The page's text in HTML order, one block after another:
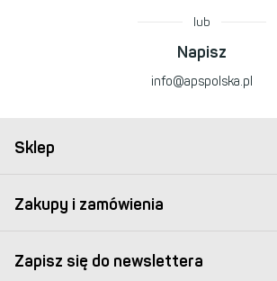
lub
Napisz
info@apspolska.pl
Sklep
Zakupy i zamówienia
Zapisz się do newslettera